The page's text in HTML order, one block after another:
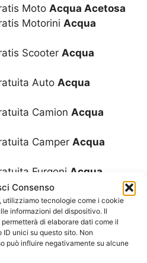
Consenso
utilizziamo tecnologie come i cookie
informazioni del dispositivo. Il
di elaborare dati come il
unici su questo sito. Non
può influire negativamente su alcune
Moto Acqua Acetosa
Motorini Acqua
Scooter Acqua
Auto Acqua
Camion Acqua
Camper Acqua
Furgoni Acqua
MinicarAcqua
MotoAcqua
Motorini